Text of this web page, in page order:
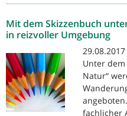
Mit dem Skizzenbuch
in reizvoller Umgebung
Unter
Natur“
fachlicher